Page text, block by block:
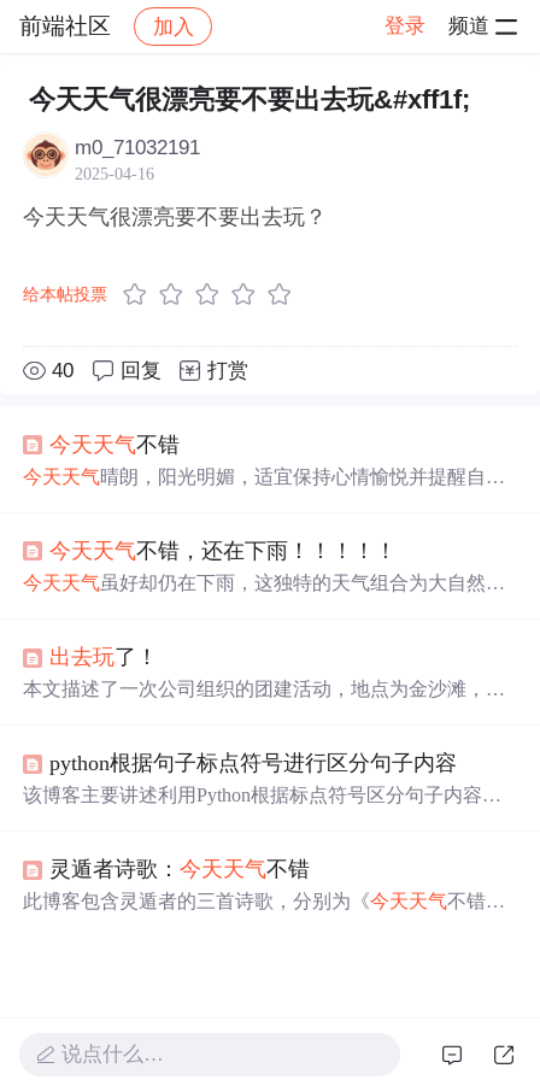
前端社区 加入 登录 频道
社区 前端社区 感慨 帖子详情
今天天气很漂亮要不要出去玩&#xff1f;
m0_71032191
2025-04-16
今天天气很漂亮要不要出去玩？
给本帖投票
40 回复 打赏
今天天气不错
今天天气晴朗，阳光明媚，适宜保持心情愉悦并提醒自己
性。今天天气不错，还在下雨！！！！！
今天天气虽好却仍在下雨，这独特的天气组合为大自然带
感受那份静谧与宁静，享受大自然赋予我们的独特体验。
出去玩了！
本文描述了一次公司组织的团建活动，地点为金沙滩，主
python根据句子标点符号进行区分句子内容
该博客主要讲述利用Python根据标点符号区分句子内容，
灵遁者诗歌：今天天气不错
此博客包含灵遁者的三首诗歌，分别为《今天天气不错》
说点什么…